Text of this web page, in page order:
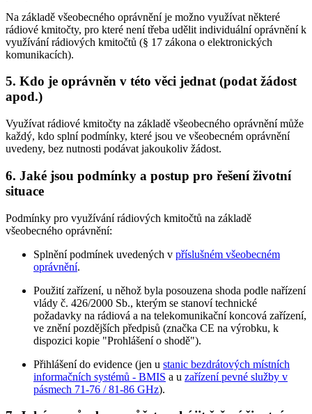
Na základě všeobecného oprávnění je možno využívat některé
rádiové kmitočty, pro které není třeba udělit individuální oprávnění k
využívání rádiových kmitočtů (§ 17 zákona o elektronických
komunikacích).
5. Kdo je oprávněn v této věci jednat (podat žádost
apod.)
Využívat rádiové kmitočty na základě všeobecného oprávnění může
každý, kdo splní podmínky, které jsou ve všeobecném oprávnění
uvedeny, bez nutnosti podávat jakoukoliv žádost.
6. Jaké jsou podmínky a postup pro řešení životní
situace
Podmínky pro využívání rádiových kmitočtů na základě
všeobecného oprávnění:
Splnění podmínek uvedených v příslušném všeobecném
oprávnění.
Použití zařízení, u něhož byla posouzena shoda podle nařízení
vlády č. 426/2000 Sb., kterým se stanoví technické
požadavky na rádiová a na telekomunikační koncová zařízení,
ve znění pozdějších předpisů (značka CE na výrobku, k
dispozici kopie "Prohlášení o shodě").
Přihlášení do evidence (jen u stanic bezdrátových místních
informačních systémů - BMIS a u zařízení pevné služby v
pásmech 71-76 / 81-86 GHz).